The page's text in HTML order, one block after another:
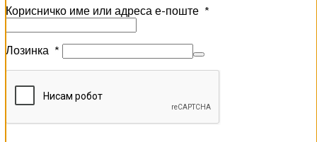
Корисничко име или адреса е-поште *
Лозинка *